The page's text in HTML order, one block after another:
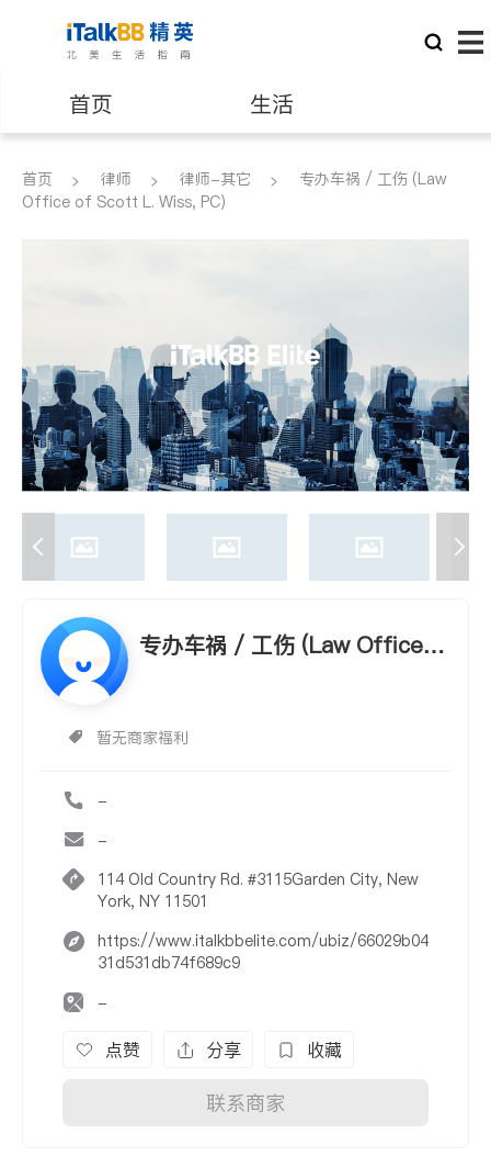
首页 生活
医生 律师
养老 非盈利组织
首页 律师 律师-其它
专办车祸 / 工伤 (Law
Office of Scott L. Wiss, PC)
专办车祸 / 工伤 (Law Office o
暂无商家福利
-
-
114 Old Country Rd. #3115Garden City, New
York, NY 11501
https://www.italkbbelite.com/ubiz/66029b04
31d531db74f689c9
-
点赞 分享 收藏
联系商家